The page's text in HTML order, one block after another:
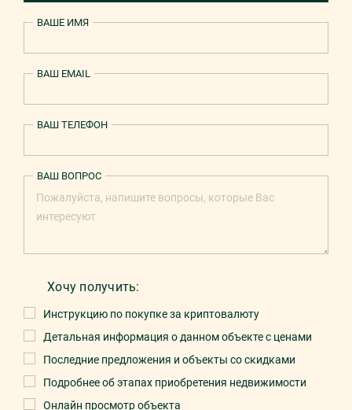
ВАШЕ ИМЯ
ВАШ EMAIL
ВАШ ТЕЛЕФОН
Хочу получить:
Инструкцию по покупке за криптовалюту
Детальная информация о данном объекте с ценами
Последние предложения и объекты со скидками
Подробнее об этапах приобретения недвижимости
Онлайн просмотр объекта
ВАШ ВОПРОС